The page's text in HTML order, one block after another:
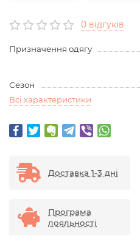
0 відгуків
Призначення одягу
Сезон
Всі характеристики
Доставка 1-3 дні
Програма
лояльності